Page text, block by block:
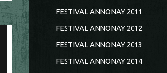
FESTIVAL ANNONAY 2011
FESTIVAL ANNONAY 2012
FESTIVAL ANNONAY 2013
FESTIVAL ANNONAY 2014